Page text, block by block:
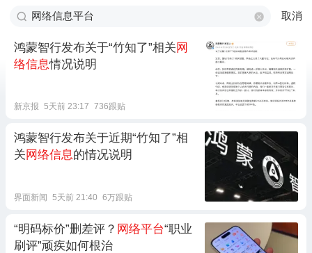
取消
鸿蒙智行发布关于“竹知了”相关网
络信息情况说明
新京报 5天前 23:17 736跟贴
鸿蒙智行发布关于近期“竹知了”相
关网络信息的情况说明
界面新闻 5天前 21:40 6万跟贴
“明码标价”删差评？ 网络平台“职业
刷评”顽疾如何根治